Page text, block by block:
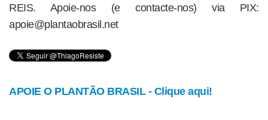
REIS. Apoie-nos (e contacte-nos) via PIX:
apoie@plantaobrasil.net
APOIE O PLANTÃO BRASIL - Clique aqui!